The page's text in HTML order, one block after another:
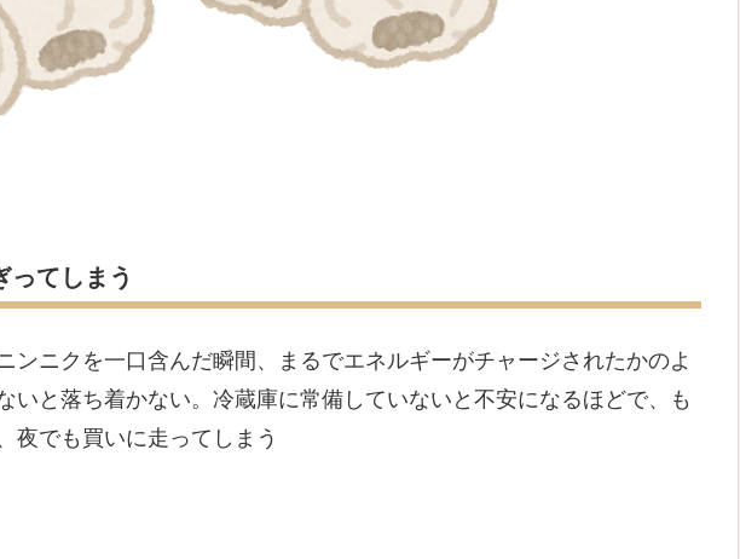
ってしまう
ンニクを一口含んだ瞬間、まるでエネルギーがチャージされたかのよ
いと落ち着かない。冷蔵庫に常備していないと不安になるほどで、も
夜でも買いに走ってしまう